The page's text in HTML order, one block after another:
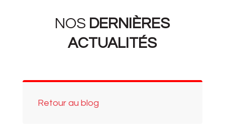
NOS DERNIÈRES
ACTUALITÉS
Retour au blog